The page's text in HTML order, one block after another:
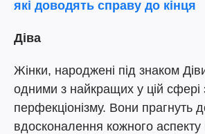
які доводять справу до кінця
Діва
Жінки, народжені під знаком
одними з найкращих у цій сфері
перфекціонізму. Вони прагнуть
вдосконалення кожного аспекту